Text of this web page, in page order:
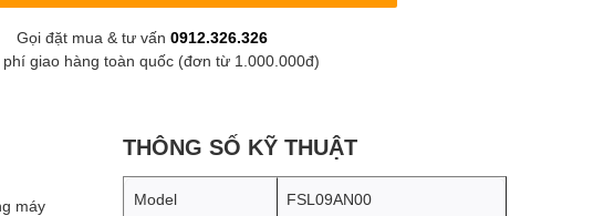
Gọi đặt mua & tư vấn0912.326.326
phí giao hàng toàn quốc (đơn từ 1.000.000đ)
máy
THÔNG SỐ KỸ THUẬT
Model FSL09AN00